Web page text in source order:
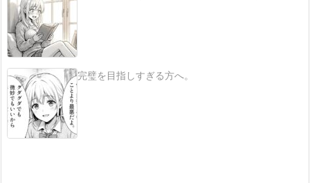
完璧を目指しすぎる方へ。